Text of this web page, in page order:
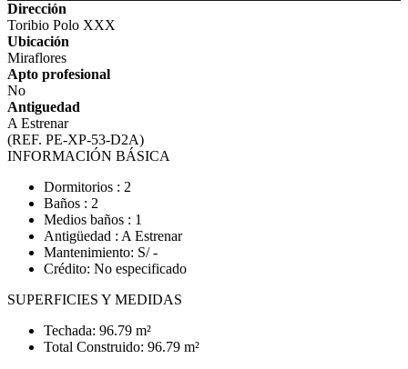
Dirección
Toribio Polo XXX
Ubicación
Miraflores
Apto profesional
No
Antiguedad
A Estrenar
(REF. PE-XP-53-D2A)
INFORMACIÓN BÁSICA
Dormitorios : 2
Baños : 2
Medios baños : 1
Antigüedad : A Estrenar
Mantenimiento: S/ -
Crédito: No especificado
SUPERFICIES Y MEDIDAS
Techada: 96.79 m²
Total Construido: 96.79 m²